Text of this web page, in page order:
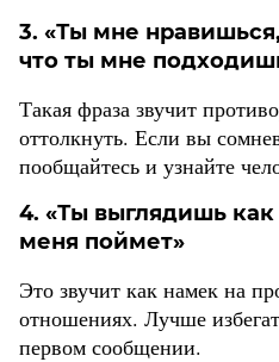
3. «Ты мне
что ты мне
Такая фраза звучит
оттолкнуть. Если вы
пообщайтесь и узнайте
4. «Ты выглядишь
меня поймет»
Это звучит как намек на
отношениях. Лучше
первом сообщении.